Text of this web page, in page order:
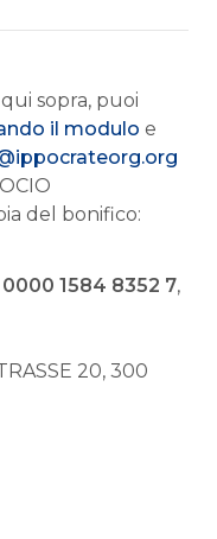
sopra, puoi
il modulo e
del bonifico:
1584 8352 7,
20, 300